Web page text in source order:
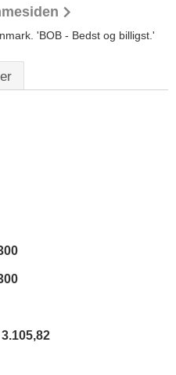
'BOB - Bedst og billigst.'